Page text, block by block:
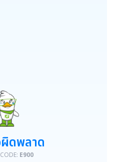
not a function
ดพลาด
E900